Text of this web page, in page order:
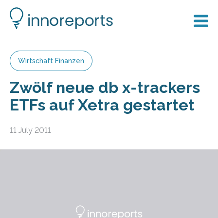
Wirtschaft Finanzen
Zwölf neue db x-trackers
ETFs auf Xetra gestartet
11 July 2011